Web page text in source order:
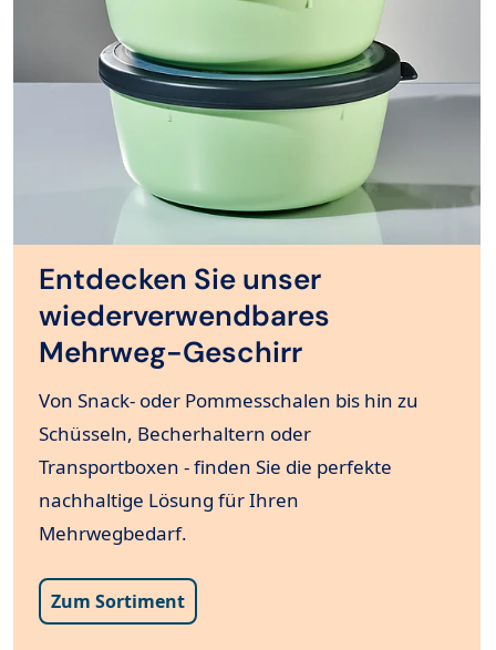
Entdecken Sie unser
wiederverwendbares
Mehrweg-Geschirr
Von Snack- oder Pommesschalen bis hin zu
Schüsseln, Becherhaltern oder
Transportboxen - finden Sie die perfekte
nachhaltige Lösung für Ihren
Mehrwegbedarf.
Zum Sortiment